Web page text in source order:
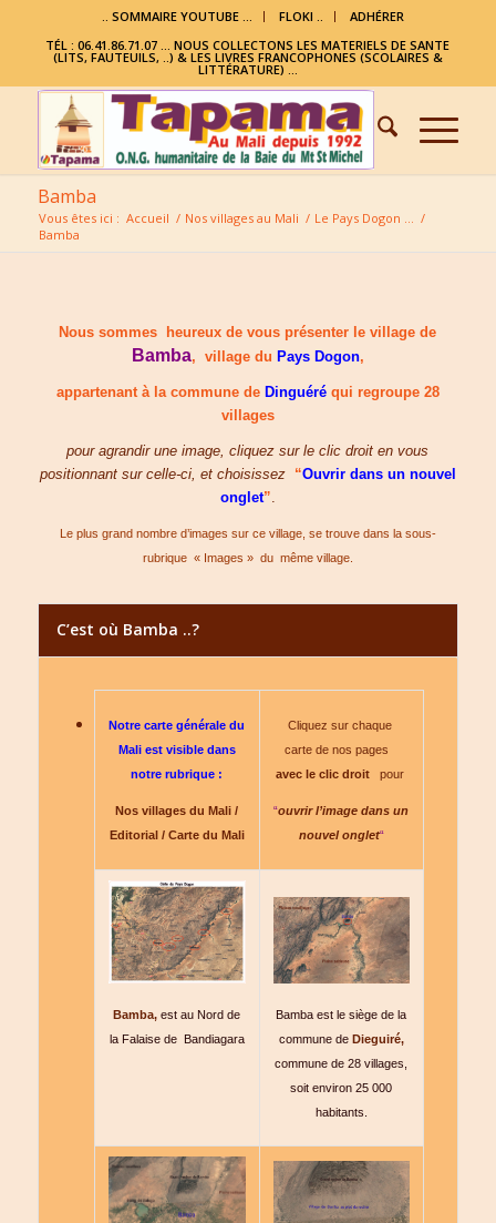
.. SOMMAIRE YOUTUBE … FLOKI ..
ADHÉRER
TÉL : 06.41.86.71.07 ... NOUS COLLECTONS LES MATERIELS DE SANTE
(LITS, FAUTEUILS, ..) & LES LIVRES FRANCOPHONES (SCOLAIRES &
LITTÉRATURE) ...
Bamba
Vous êtes ici : Accueil / Nos villages au Mali / Le Pays Dogon … /
Bamba
Nous sommes heureux de vous présenter le village de
Bamba, village du Pays Dogon,
appartenant à la commune de Dinguéréqui regroupe 28
villages
pour agrandir une image, cliquez sur le clic droit en vous
positionnant sur celle-ci, et choisissez “Ouvrir dans un nouvel
onglet”.
Le plus grand nombre d’images sur ce village, se trouve dans la sous-
rubrique « Images »du même village.
C’est où Bamba ..?
Notre carte générale du
Mali est visible dans
notre rubrique :
Nos villages du Mali /
Editorial / Carte du Mali
Cliquez sur chaque
carte de nos pages
avec le clic droit
pour
“ouvrir l’image dans un
nouvel onglet“
Bamba, est au Nord de
la Falaise de Bandiagara
Bamba est le siège de la
commune de Dieguiré,
commune de 28 villages,
soit environ 25 000
habitants.